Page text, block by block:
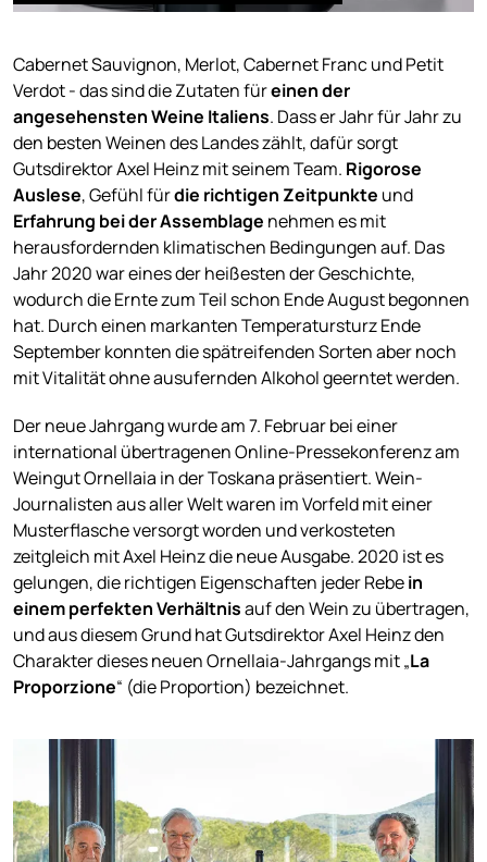
Cabernet Sauvignon, Merlot, Cabernet Franc und Petit
Verdot - das sind die Zutaten füreinen der
angesehensten Weine Italiens. Dass er Jahr für Jahr zu
den besten Weinen des Landes zählt, dafür sorgt
Gutsdirektor Axel Heinz mit seinem Team. Rigorose
Auslese, Gefühl fürdie richtigen Zeitpunkte und
Erfahrung bei der Assemblage nehmen es mit
herausfordernden klimatischen Bedingungen auf. Das
Jahr 2020 war eines der heißesten der Geschichte,
wodurch die Ernte zum Teil schon Ende August begonnen
hat. Durch einen markanten Temperatursturz Ende
September konnten die spätreifenden Sorten aber noch
mit Vitalität ohne ausufernden Alkohol geerntet werden.
Der neue Jahrgang wurde am 7. Februar bei einer
international übertragenen Online-Pressekonferenz am
Weingut Ornellaia in der Toskana präsentiert. Wein-
Journalisten aus aller Welt waren im Vorfeld mit einer
Musterflasche versorgt worden und verkosteten
zeitgleich mit Axel Heinz die neue Ausgabe. 2020 ist es
gelungen, die richtigen Eigenschaften jeder Rebein
einem perfekten Verhältnisauf den Wein zu übertragen,
und aus diesem Grund hat Gutsdirektor Axel Heinz den
Charakter dieses neuen Ornellaia-Jahrgangs mit „La
Proporzione“ (die Proportion) bezeichnet.